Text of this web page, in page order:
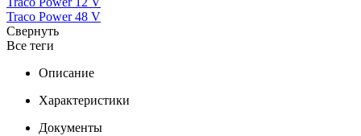
Traco Power 48 V
Свернуть
Все теги
Описание
Характеристики
Документы